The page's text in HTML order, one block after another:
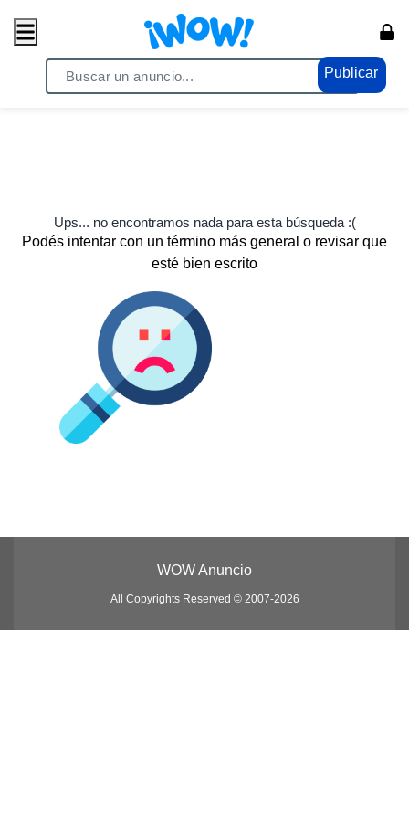
Publicar
Ups... no encontramos nada para esta búsqueda :(
Podés intentar con un término más general o revisar que
esté bien escrito
WOW Anuncio
All Copyrights Reserved © 2007-2026